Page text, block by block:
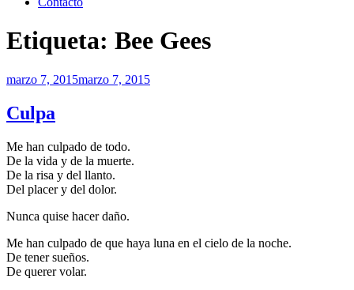
Etiqueta: Bee Gees
Publicado
marzo 7, 2015marzo 7, 2015
Culpa
Me han culpado de todo.
De la vida y de la muerte.
De la risa y del llanto.
Del placer y del dolor.
Nunca quise hacer daño.
Me han culpado de que haya luna en el cielo de la noche.
De tener sueños.
De querer volar.